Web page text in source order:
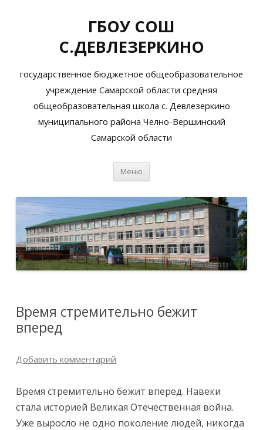
ГБОУ СОШ
С.ДЕВЛЕЗЕРКИНО
государственное бюджетное общеобразовательное
учреждение Самарской области средняя
общеобразовательная школа с. Девлезеркино
муниципального района Челно-Вершинский
Самарской области
Меню
Время стремительно бежит
вперед
Добавить комментарий
Время стремительно бежит вперед. Навеки
стала историей Великая Отечественная война.
Уже выросло не одно поколение людей, никогда